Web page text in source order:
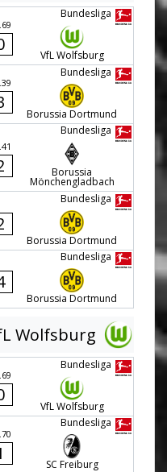
Bundesliga
VfL Wolfsburg
Bundesliga
Borussia Dortmund
Bundesliga
Borussia
Mönchengladbach
Bundesliga
Borussia Dortmund
Bundesliga
Borussia Dortmund
Wolfsburg
Bundesliga
VfL Wolfsburg
Bundesliga
SC Freiburg